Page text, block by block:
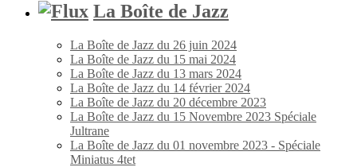
La Boîte de Jazz
La Boîte de Jazz du 26 juin 2024
La Boîte de Jazz du 15 mai 2024
La Boîte de Jazz du 13 mars 2024
La Boîte de Jazz du 14 février 2024
La Boîte de Jazz du 20 décembre 2023
La Boîte de Jazz du 15 Novembre 2023 Spéciale
Jultrane
La Boîte de Jazz du 01 novembre 2023 - Spéciale
Miniatus 4tet